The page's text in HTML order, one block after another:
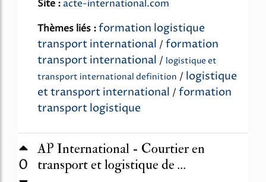
Site : acte-international.com
Thèmes liés :formation logistique
transport international / formation
transport international / logistique et
transport international definition / logistique
et transport international / formation
transport logistique
0
AP International - Courtier en
transport et logistique de ...